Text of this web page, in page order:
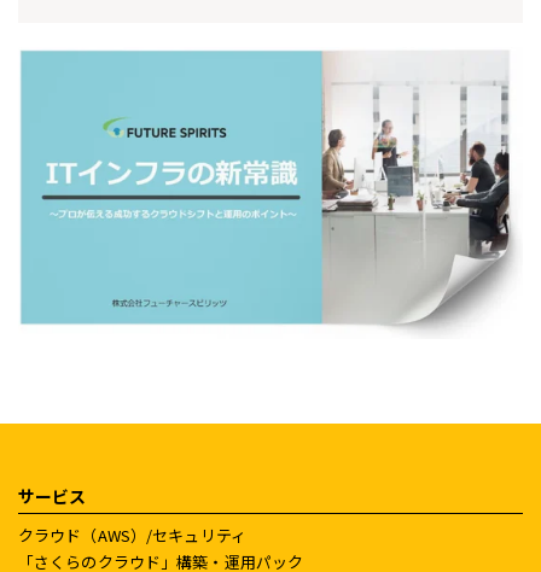
サービス
クラウド（AWS）/セキュリティ
「さくらのクラウド」構築・運用パック